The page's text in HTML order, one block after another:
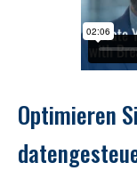
Optimieren